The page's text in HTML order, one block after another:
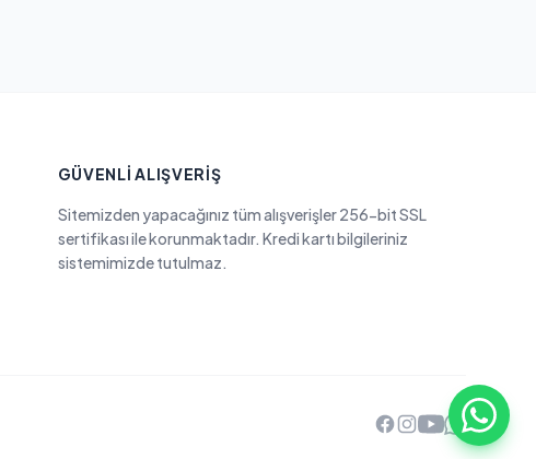
GÜVENLI ALIŞVERIŞ
Sitemizden yapacağınız tüm alışverişler 256-bit SSL
sertifikası ile korunmaktadır. Kredi kartı bilgileriniz
sistemimizde tutulmaz.